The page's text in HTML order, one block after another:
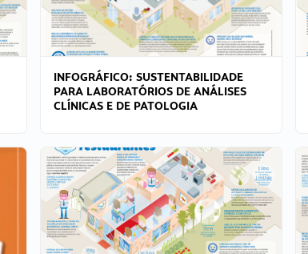
INFOGRÁFICO: SUSTENTABILIDADE
PARA LABORATÓRIOS DE ANÁLISES
CLÍNICAS E DE PATOLOGIA